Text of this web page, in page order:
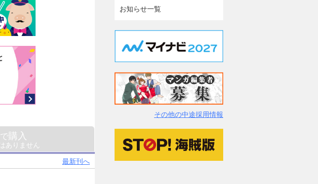
で購入
ありません
最新刊へ
お知らせ一覧
その他の中途採用情報